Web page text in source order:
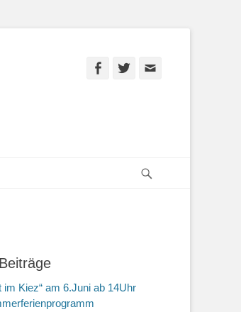
Facebook
Twitter
im Kiez“ am 6.Juni ab 14Uhr